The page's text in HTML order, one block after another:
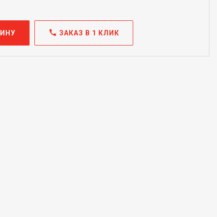
call ЗАКАЗ В 1 КЛИК